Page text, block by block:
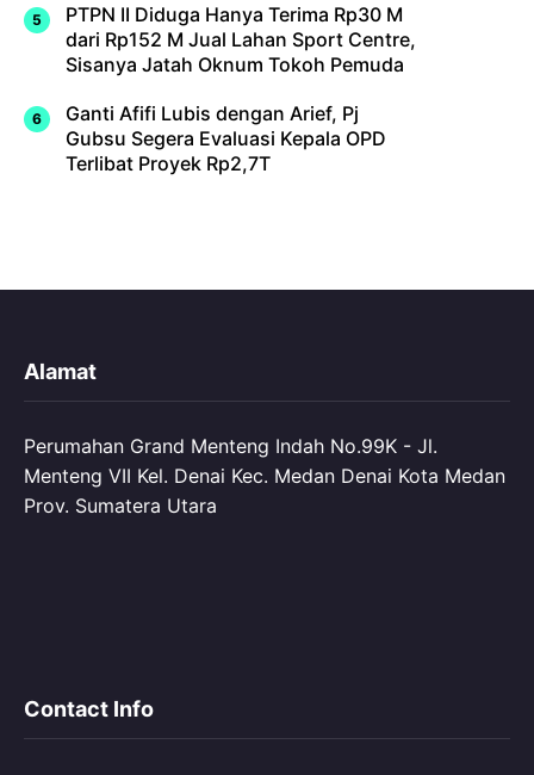
PTPN II Diduga Hanya Terima Rp30 M
dari Rp152 M Jual Lahan Sport Centre,
Sisanya Jatah Oknum Tokoh Pemuda
Ganti Afifi Lubis dengan Arief, Pj
Gubsu Segera Evaluasi Kepala OPD
Terlibat Proyek Rp2,7T
Alamat
Perumahan Grand Menteng Indah No.99K - Jl.
Menteng VII Kel. Denai Kec. Medan Denai Kota Medan
Prov. Sumatera Utara
Contact Info